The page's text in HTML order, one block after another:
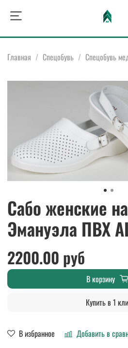
Главная Спецобувь Спецобувь
Сабо женские
Эмануэла ПВХ
В избранное Добавить в
2200.00 руб
В корзину
Купить в 1